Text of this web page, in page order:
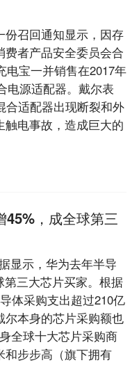
召回通知显示，因存
费者产品安全委员会合
电宝一并销售在2017年
电源适配器。戴尔表
合适配器出现断裂和外
电事故，造成巨大的
45%，成全球第三
显示，华为去年半导
三大芯片买家。根据
体采购支出超过210亿
尔本身的芯片采购额也
全球十大芯片采购商
和步步高（旗下拥有